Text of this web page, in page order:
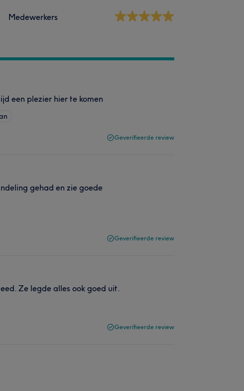
Medewerkers
een plezier hier te komen
Geverifieerde review
gehad en zie goede
Geverifieerde review
Ze legde alles ook goed uit.
Geverifieerde review